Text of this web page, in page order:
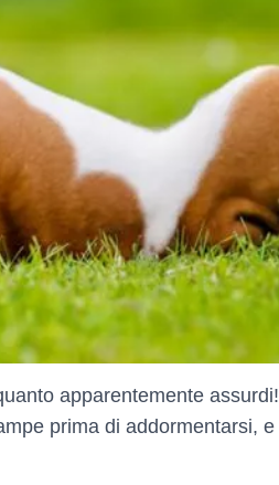
apparentemente
prima di addormentarsi,